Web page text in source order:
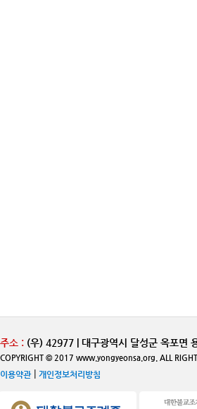
주소 : (우) 42977 | 대구광역시 달성군 옥포면
COPYRIGHT © 2017 www.yongyeonsa.org. ALL RIGHT
이용약관| 개인정보처리방침